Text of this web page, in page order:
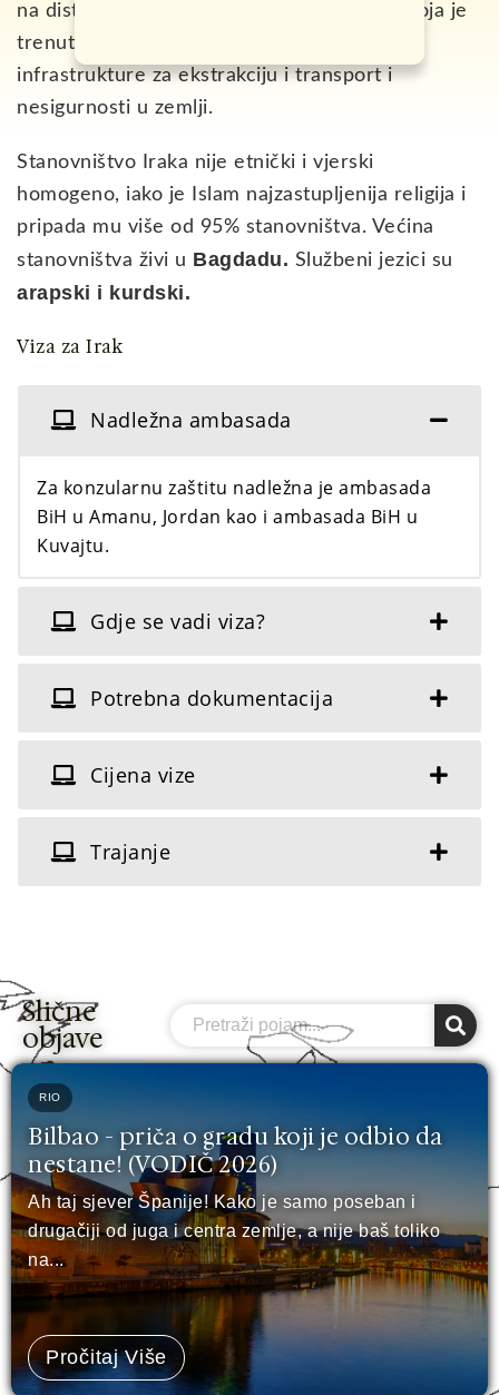
na distrikte. Osnovna ekonomije je
koja je
trenutno ograničena zbog oštećenja
infrastrukture za ekstrakciju i transport i
nesigurnosti u zemlji.
Stanovništvo Iraka nije etnički i vjerski
homogeno, iako je Islam najzastupljenija religija i
pripada mu više od 95% stanovništva. Većina
stanovništva živi u Bagdadu. Službeni jezici su
arapski i kurdski.
Viza za Irak
Nadležna ambasada
Za konzularnu zaštitu nadležna je ambasada
BiH u Amanu, Jordan kao i ambasada BiH u
Kuvajtu.
Gdje se vadi viza?
Potrebna dokumentacija
Cijena vize
Trajanje
Slične
objave
Search
RIO
Bilbao - priča o gradu koji je odbio da
nestane! (VODIČ 2026)
Ah taj sjever Španije! Kako je samo poseban i
drugačiji od juga i centra zemlje, a nije baš toliko
na...
Pročitaj Više